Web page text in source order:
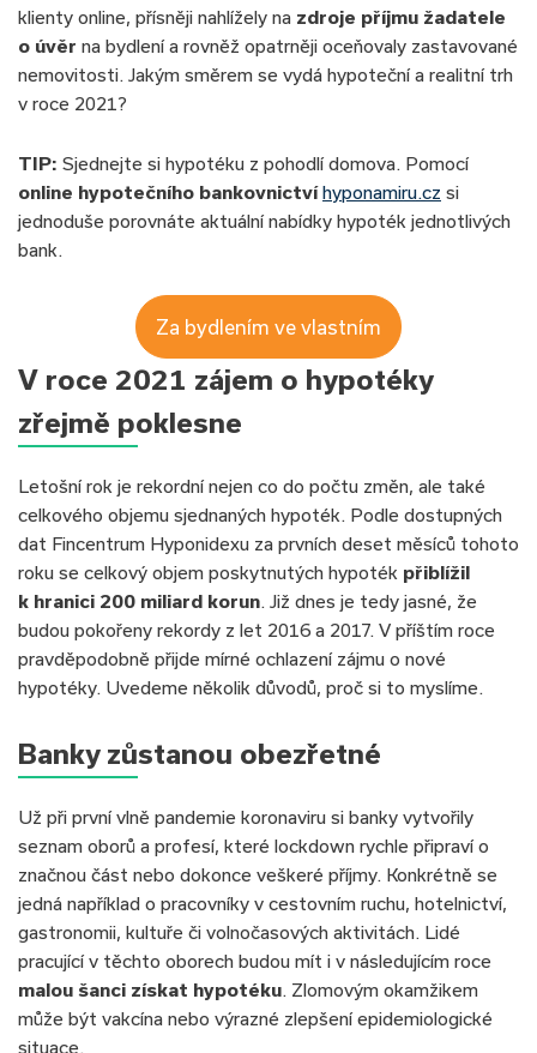
klienty online, přísněji nahlížely na zdroje příjmu žadatele
o úvěr na bydlení a rovněž opatrněji oceňovaly zastavované
nemovitosti. Jakým směrem se vydá hypoteční a realitní trh
v roce 2021?
TIP: Sjednejte si hypotéku z pohodlí domova. Pomocí
online hypotečního bankovnictví hyponamiru.cz si
jednoduše porovnáte aktuální nabídky hypoték jednotlivých
bank.
Za bydlením ve vlastním
V roce 2021 zájem o hypotéky
zřejmě poklesne
Letošní rok je rekordní nejen co do počtu změn, ale také
celkového objemu sjednaných hypoték. Podle dostupných
dat Fincentrum Hyponidexu za prvních deset měsíců tohoto
roku se celkový objem poskytnutých hypoték přiblížil
k hranici 200 miliard korun. Již dnes je tedy jasné, že
budou pokořeny rekordy z let 2016 a 2017. V příštím roce
pravděpodobně přijde mírné ochlazení zájmu o nové
hypotéky. Uvedeme několik důvodů, proč si to myslíme.
Banky zůstanou obezřetné
Už při první vlně pandemie koronaviru si banky vytvořily
seznam oborů a profesí, které lockdown rychle připraví o
značnou část nebo dokonce veškeré příjmy. Konkrétně se
jedná například o pracovníky v cestovním ruchu, hotelnictví,
gastronomii, kultuře či volnočasových aktivitách. Lidé
pracující v těchto oborech budou mít i v následujícím roce
malou šanci získat hypotéku. Zlomovým okamžikem
může být vakcína nebo výrazné zlepšení epidemiologické
situace.